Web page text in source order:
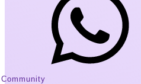
Community